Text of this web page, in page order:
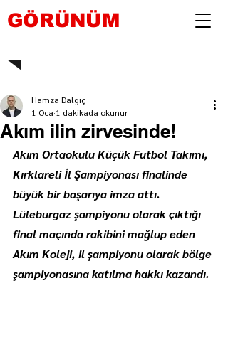
GÖRÜNÜM
Akım ilin zirvesinde!
Hamza Dalgıç
1 Oca 1 dakikada okunur
Akım Ortaokulu Küçük Futbol Takımı,
Kırklareli İl Şampiyonası finalinde
büyük bir başarıya imza attı.
Lüleburgaz şampiyonu olarak çıktığı
final maçında rakibini mağlup eden
Akım Koleji, il şampiyonu olarak bölge
şampiyonasına katılma hakkı kazandı.